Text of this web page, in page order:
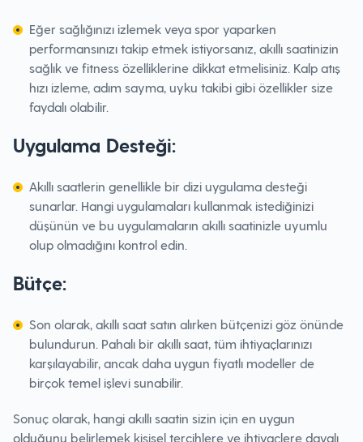
Eğer sağlığınızı izlemek veya spor yaparken
performansınızı takip etmek istiyorsanız, akıllı saatinizin
sağlık ve fitness özelliklerine dikkat etmelisiniz. Kalp atış
hızı izleme, adım sayma, uyku takibi gibi özellikler size
faydalı olabilir.
Uygulama Desteği:
Akıllı saatlerin genellikle bir dizi uygulama desteği
sunarlar. Hangi uygulamaları kullanmak istediğinizi
düşünün ve bu uygulamaların akıllı saatinizle uyumlu
olup olmadığını kontrol edin.
Bütçe:
Son olarak, akıllı saat satın alırken bütçenizi göz önünde
bulundurun. Pahalı bir akıllı saat, tüm ihtiyaçlarınızı
karşılayabilir, ancak daha uygun fiyatlı modeller de
birçok temel işlevi sunabilir.
Sonuç olarak, hangi akıllı saatin sizin için en uygun
olduğunu belirlemek kişisel tercihlere ve ihtiyaçlere dayalı